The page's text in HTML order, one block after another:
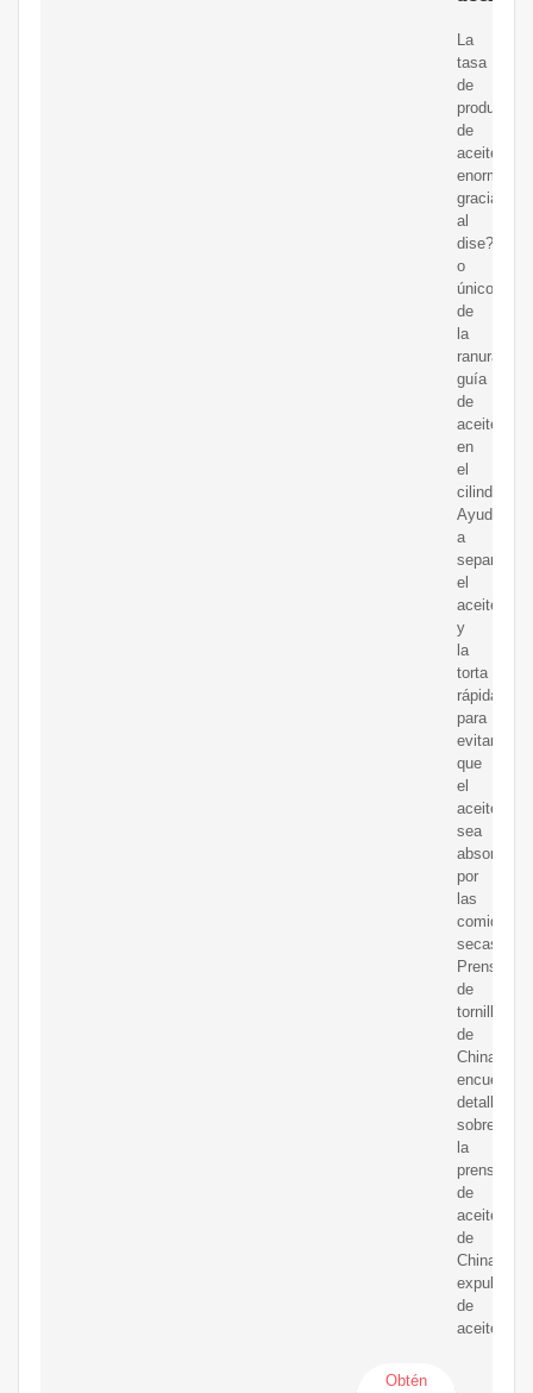
La
tasa
de
producción
de
gracias
al
dise?
o
único
de
la
ranura
guía
de
aceite
en
el
cilindro.
Ayuda
a
separar
el
aceite
y
la
torta
para
evitar
que
el
aceite
sea
absorbido
por
las
comidas
secas.
Prensa
de
tornillo
de
China,
encuentre
detalles
sobre
la
prensa
de
aceite
de
China,
expulsor
de
aceite
Obtén